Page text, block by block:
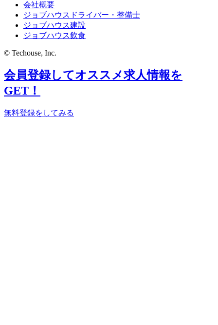
会社概要
ジョブハウスドライバー・整備士
ジョブハウス建設
ジョブハウス飲食
© Techouse, Inc.
会員登録してオススメ求人情報を
GET！
無料登録をしてみる